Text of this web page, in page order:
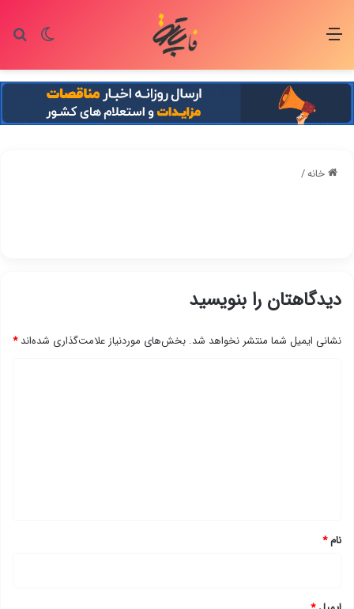
تغییر منو
خانه/
دیدگاهتان را بنویسید
نشانی ایمیل شما منتشر نخواهد شد. بخش‌های موردنیاز علامت‌گذاری شده‌اند*
نام*